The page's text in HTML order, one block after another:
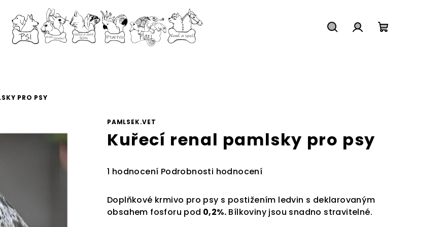
PRO PSY
PAMLSEK.VET
Kuřecí renal pamlsky pro psy
Průměrné
produktu
je
1 hodnocení Podrobnosti hodnocení
Doplňkové krmivo pro psy s postižením ledvin s deklarovaným
obsahem fosforu pod 0,2%. Bílkoviny jsou snadno stravitelné.